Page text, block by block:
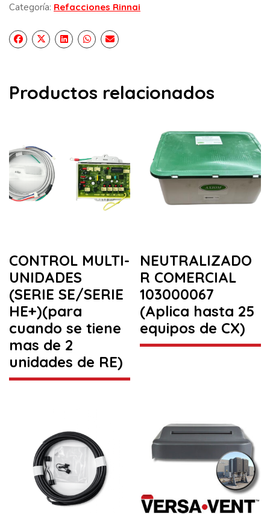
Categoría: Refacciones Rinnai
Productos relacionados
CONTROL MULTI-
UNIDADES
(SERIE SE/SERIE
HE+)(para
cuando se tiene
mas de 2
unidades de RE)
NEUTRALIZADO
R COMERCIAL
103000067
(Aplica hasta 25
equipos de CX)